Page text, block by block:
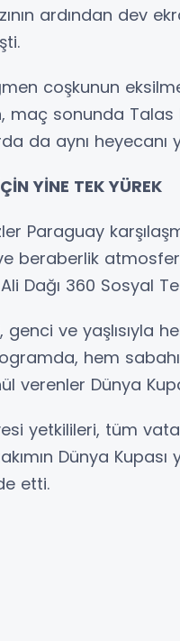
ardından dev
coşkunun
maç sonunda
da aynı
YİNE TEK YÜREK
Paraguay
beraberlik
Dağı 360 Sosyal
genci ve yaşlısıyla
hem
verenler Dünya
yetkilileri, tüm
Dünya
etti.